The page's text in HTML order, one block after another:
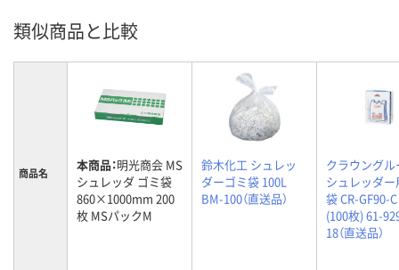
類似商品と比較
商品名 本商品：明光商会 MS
シュレッダ ゴミ袋
860×1000mm 200
枚 MSパックM
鈴木化工 シュレッ
ダーゴミ袋 100L
BM-100（直送品）
クラウングル
シュレッダ
袋 CR-GF90-
(100枚) 61-
18（直送品）